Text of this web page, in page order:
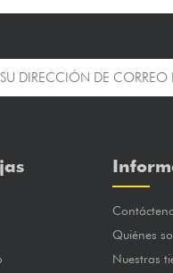
Quiénes
Nuestras